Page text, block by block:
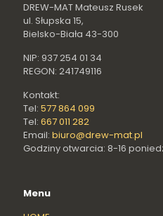
DREW-MAT Mateusz Rusek
ul. Słupska 15,
Bielsko-Biała 43-300
NIP: 937 254 01 34
REGON: 241749116
Kontakt:
Tel: 577 864 099
Tel: 667 011 282
Email: biuro@drew-mat.pl
Godziny otwarcia: 8-16
Menu